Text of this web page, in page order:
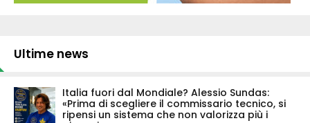
Ultime news
Italia fuori dal Mondiale? Alessio Sundas:
«Prima di scegliere il commissario tecnico, si
ripensi un sistema che non valorizza più i